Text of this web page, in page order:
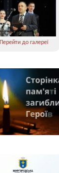
Перейти до галереї